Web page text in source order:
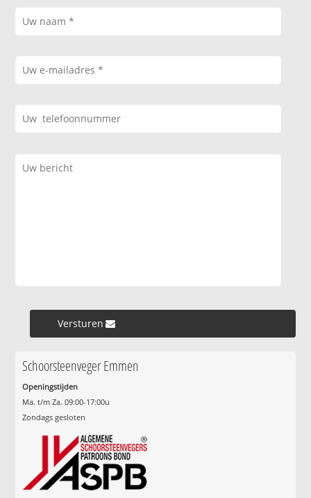
Versturen »
Schoorsteenveger Emmen
Openingstijden
Ma. t/m Za. 09:00-17:00u
Zondags gesloten